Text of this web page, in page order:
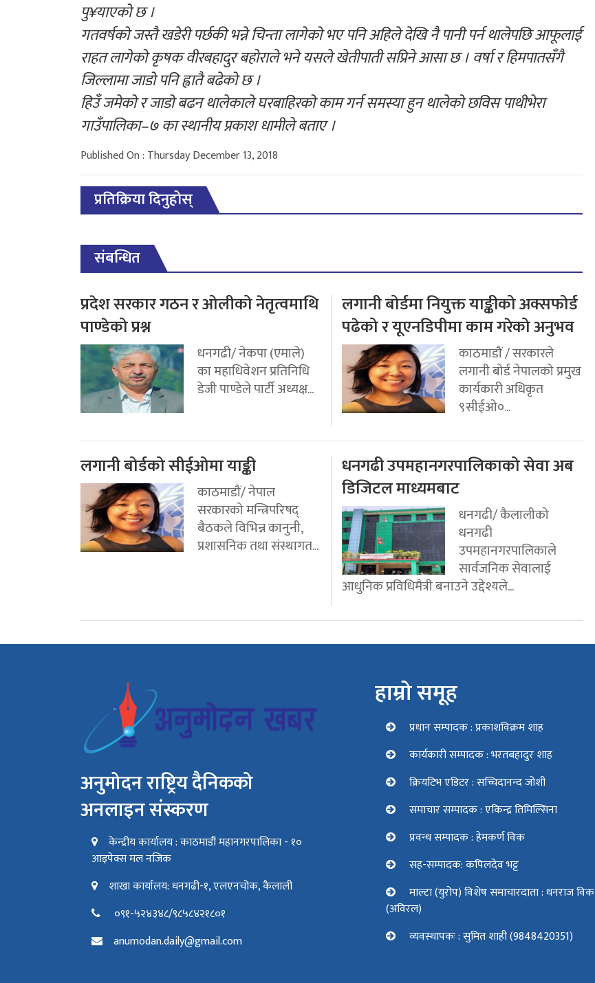
पु¥याएको छ ।
गतवर्षको जस्तै खडेरी पर्छकी भन्ने चिन्ता लागेको भए पनि अहिले देखि नै पानी पर्न थालेपछि आफूलाई
राहत लागेको कृषक वीरबहादुर बहोराले भने यसले खेतीपाती सप्रिने आसा छ । वर्षा र हिमपातसँगै
जिल्लामा जाडो पनि ह्वातै बढेको छ ।
हिउँ जमेको र जाडो बढन थालेकाले घरबाहिरको काम गर्न समस्या हुन थालेको छविस पाथीभेरा
गाउँपालिका–७ का स्थानीय प्रकाश धामीले बताए ।
Published On : Thursday December 13, 2018
प्रतिक्रिया दिनुहोस्
संबन्धित
प्रदेश सरकार गठन र ओलीको नेतृत्वमाथि
पाण्डेको प्रश्न
धनगढी/ नेकपा (एमाले)
का महाधिवेशन प्रतिनिधि
डेजी पाण्डेले पार्टी अध्यक्ष...
लगानी बोर्डमा नियुक्त याङ्कीको अक्सफोर्ड
पढेको र यूएनडिपीमा काम गरेको अनुभव
काठमाडौं / सरकारले
लगानी बोर्ड नेपालको प्रमुख
कार्यकारी अधिकृत
९सीईओ०...
लगानी बोर्डको सीईओमा याङ्की
काठमाडौं/ नेपाल
सरकारको मन्त्रिपरिषद्
बैठकले विभिन्न कानुनी,
प्रशासनिक तथा संस्थागत...
धनगढी उपमहानगरपालिकाको सेवा अब
डिजिटल माध्यमबाट
धनगढी/ कैलालीको
धनगढी
उपमहानगरपालिकाले
सार्वजनिक सेवालाई
आधुनिक प्रविधिमैत्री बनाउने उद्देश्यले...
अनुमोदन राष्ट्रिय दैनिकको
अनलाइन संस्करण
केन्द्रीय कार्यालय : काठमाडौं महानगरपालिका - १०
आइपेक्स मल नजिक
शाखा कार्यालय: धनगढी-१, एलएनचोक, कैलाली
०९१-५२४३४८/९८५८४२१८०१
anumodan.daily@gmail.com
हाम्रो समूह
प्रधान सम्पादक : प्रकाशविक्रम शाह
कार्यकारी सम्पादक : भरतबहादुर शाह
क्रियटिभ एडिटर : सच्चिदानन्द जोशी
समाचार सम्पादक : एकिन्द्र तिमिल्सिना
प्रवन्ध सम्पादक : हेमकर्ण विक
सह-सम्पादक: कपिलदेव भट्ट
माल्टा (युरोप) विशेष समाचारदाता : धनराज विक
(अविरल)
व्यवस्थापकः : सुमित शाही (9848420351)